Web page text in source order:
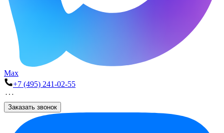
Max
+7 (495) 241-02-55
Заказать звонок